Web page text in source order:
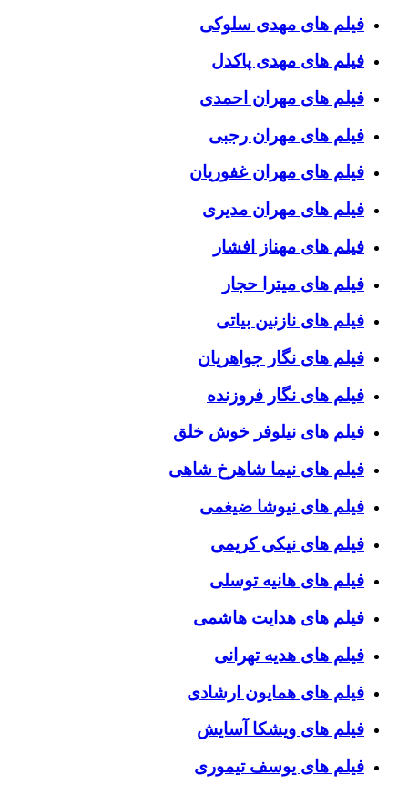
فیلم های مهدی سلوکی
فیلم های مهدی پاکدل
فیلم های مهران احمدی
فیلم های مهران رجبی
فیلم های مهران غفوریان
فیلم های مهران مدیری
فیلم های مهناز افشار
فیلم های میترا حجار
فیلم های نازنین بیاتی
فیلم های نگار جواهریان
فیلم های نگار فروزنده
فیلم های نیلوفر خوش خلق
فیلم های نیما شاهرخ شاهی
فیلم های نیوشا ضیغمی
فیلم های نیکی کریمی
فیلم های هانیه توسلی
فیلم های هدایت هاشمی
فیلم های هدیه تهرانی
فیلم های همایون ارشادی
فیلم های ویشکا آسایش
فیلم های یوسف تیموری